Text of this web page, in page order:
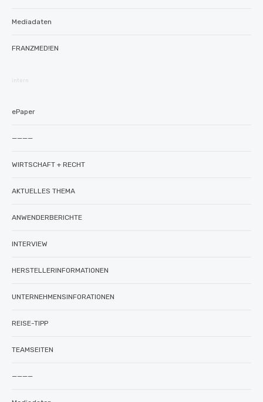
Mediadaten
FRANZMED!EN
intern
ePaper
————
WIRTSCHAFT + RECHT
AKTUELLES THEMA
ANWENDERBERICHTE
INTERVIEW
HERSTELLERINFORMATIONEN
UNTERNEHMENSINFORATIONEN
REISE-TIPP
TEAMSEITEN
————